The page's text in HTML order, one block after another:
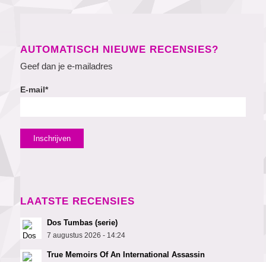
AUTOMATISCH NIEUWE RECENSIES?
Geef dan je e-mailadres
E-mail*
LAATSTE RECENSIES
Dos Tumbas (serie)
7 augustus 2026 - 14:24
True Memoirs Of An International Assassin